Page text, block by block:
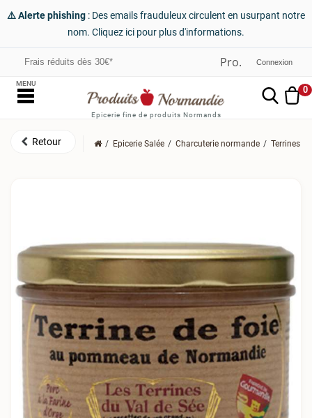
⚠️ Alerte phishing : Des emails frauduleux circulent en usurpant notre
nom. Cliquez ici pour plus d'informations.
Frais réduits dès 30€* Connexion
Epicerie fine de produits Normands
0
MENU
Epicerie Salée Charcuterie normande Terrines